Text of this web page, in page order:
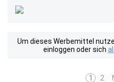
Um dieses Werbemittel
einloggen oder sich
1 2